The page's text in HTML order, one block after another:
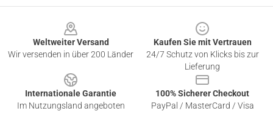
Weltweiter Versand
Wir versenden in über 200 Länder
Kaufen Sie mit Vertrauen
24/7 Schutz von Klicks bis zur
Lieferung
Internationale Garantie
Im Nutzungsland angeboten
100% Sicherer Checkout
PayPal / MasterCard / Visa